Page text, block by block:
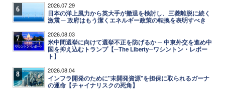
6 2026.07.29
日本の洋上風力から英大手が撤退を検討し、三菱離脱に続く
激震 ─ 政府はもう潔くエネルギー政策の転換を表明すべき
7 2026.08.03
米中間選挙に向けて選挙不正を防げるか ─ 中東外交を進め中
国を抑え込むトランプ【─The Liberty─ワシントン・レポー
ト】
8 2026.08.04
インフラ開発のために"未開発資源"を担保に取られるガーナ
の運命【チャイナリスクの死角】